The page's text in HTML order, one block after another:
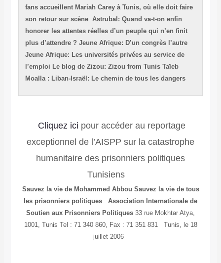
fans accueillent Mariah Carey à Tunis, où elle doit faire
son retour sur scène Astrubal: Quand va-t-on enfin
honorer les attentes réelles d’un peuple qui n’en finit
plus d’attendre ? Jeune Afrique: D’un congrès l’autre
Jeune Afrique: Les universités privées au service de
l’emploi Le blog de Zizou: Zizou from Tunis Taïeb
Moalla : Liban-Israël: Le chemin de tous les dangers
Cliquez ici pour accéder au reportage
exceptionnel de l’AISPP sur la catastrophe
humanitaire des prisonniers politiques
Tunisiens
Sauvez la vie de Mohammed Abbou Sauvez la vie de tous
les prisonniers politiques
Association Internationale de
Soutien aux Prisonniers Politiques 33 rue Mokhtar Atya,
1001, Tunis Tel : 71 340 860, Fax : 71 351 831 Tunis, le 18
juillet 2006